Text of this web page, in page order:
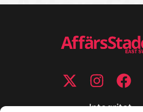
Integritet